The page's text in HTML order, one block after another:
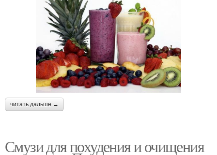
читать дальше →
Смузи для похудения и очищения